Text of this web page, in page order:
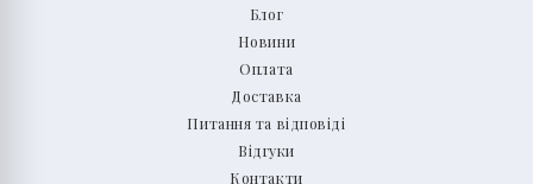
Блог
Новини
Оплата
Доставка
Питання та відповіді
Відгуки
Контакти